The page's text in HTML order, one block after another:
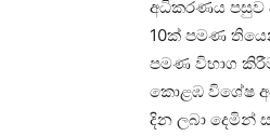
අධිකරණය පසුව
10ක් පමණ
පමණ විභාග
කොළඹ විශේෂ
දින ලබා දෙමින්